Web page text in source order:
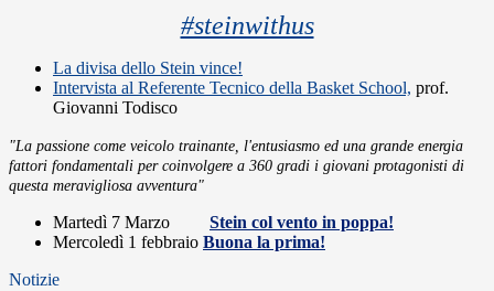
#steinwithus
La divisa dello Stein vince!
Intervista al Referente Tecnico della Basket School, prof.
Giovanni Todisco
"La passione come veicolo trainante, l'entusiasmo ed una grande energia
fattori fondamentali per coinvolgere a 360 gradi i giovani protagonisti di
questa meravigliosa avventura"
Martedì 7 Marzo
Stein col vento in poppa!
Mercoledì 1 febbraio Buona la prima!
Notizie